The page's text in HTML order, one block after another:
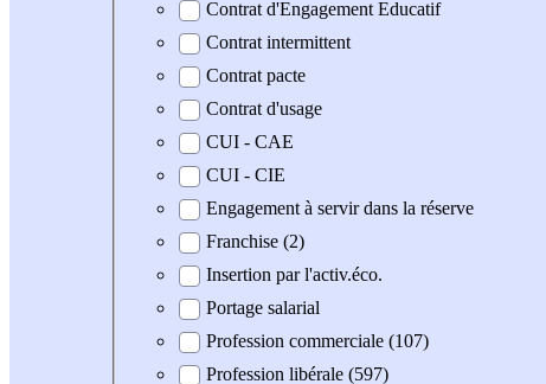
Contrat d'Engagement Educatif
Contrat intermittent
Contrat pacte
Contrat d'usage
CUI - CAE
CUI - CIE
Engagement à servir dans la réserve
Franchise (2)
Insertion par l'activ.éco.
Portage salarial
Profession commerciale (107)
Profession libérale (597)